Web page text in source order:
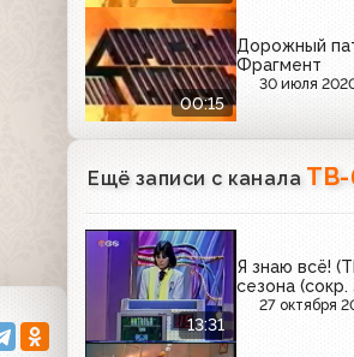
00:15
Дорожный
Фрагмент
30 июля
Ещё записи с канала ТВ-
13:31
Я знаю всё!
сезона (сокр.
27 октября